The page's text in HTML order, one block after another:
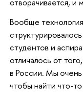
отворачивается,
Вообще
студентов и
отличалось от
в России. Мы
чтобы найти что-